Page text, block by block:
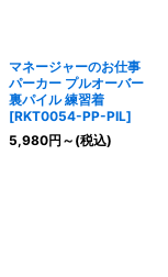
マネージャーのお仕事
パーカー プルオーバー
裏パイル 練習着
[RKT0054-PP-PIL]
5,980円 ～ (税込)